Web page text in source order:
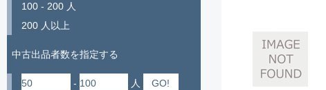
100 - 200 人
200 人以上
中古出品者数を指定する
- 人